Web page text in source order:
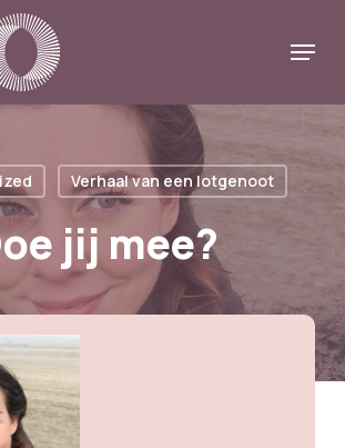
Menu
Verhaal van een lotgenoot
jij mee?
Menu